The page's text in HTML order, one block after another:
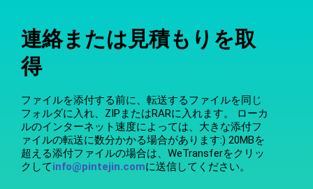
連絡または見積もりを取
得
ファイルを添付する前に、転送するファイルを同じ
フォルダに入れ、ZIPまたはRARに入れます。 ローカ
ルのインターネット速度によっては、大きな添付フ
ァイルの転送に数分かかる場合があります:) 20MBを
超える添付ファイルの場合は、WeTransferをクリッ
クしてinfo@pintejin.comに送信してください。